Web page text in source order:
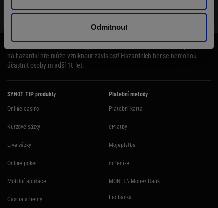
Odmítnout
na hazardní hře může vzniknout závislost! Hazardních her se nemohou
účastnit osoby mladší 18 let.
SYNOT TIP produkty
Online casino
Kurzové sázky
Live sázky
Online poker
Mobilní aplikace
Casina a herny
Platební metody
Platební karta
ePlatby
Mojeplatba
mPeníze
MONETA Money Bank
Fio banka